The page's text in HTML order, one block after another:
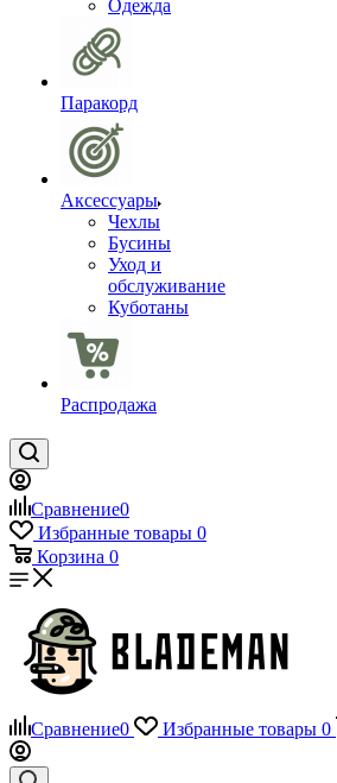
Одежда
Паракорд
Аксессуары
Чехлы
Бусины
Уход и
обслуживание
Куботаны
Распродажа
Сравнение0
Избранные товары 0
Корзина 0
Сравнение0 Избранные товары 0